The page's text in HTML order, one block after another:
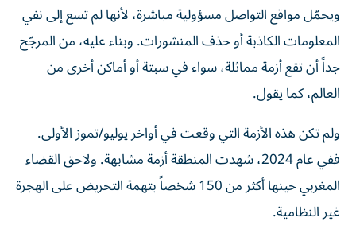
ويحمّل مواقع التواصل مسؤولية مباشرة، لأنها لم تسع إلى نفي
المعلومات الكاذبة أو حذف المنشورات. وبناء عليه، من المرجّح
جداً أن تقع أزمة مماثلة، سواء في سبتة أو أماكن أخرى من
العالم، كما يقول.
ولم تكن هذه الأزمة التي وقعت في أواخر يوليو/تموز الأولى.
ففي عام 2024، شهدت المنطقة أزمة مشابهة. ولاحق القضاء
المغربي حينها أكثر من 150 شخصاً بتهمة التحريض على الهجرة
غير النظامية.